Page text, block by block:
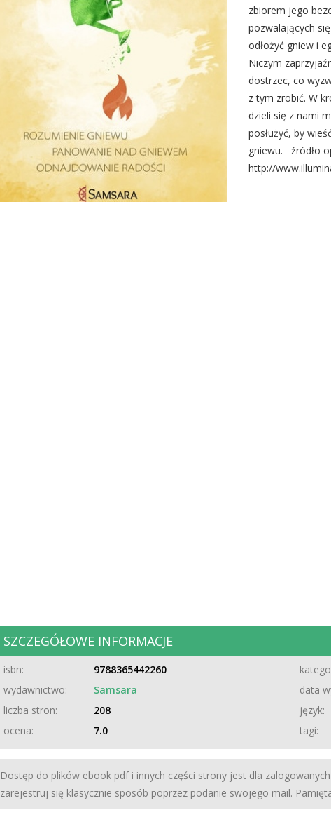
zbiorem jego
pozwalających
odłożyć gniew i
Niczym
dostrzec, co
z tym zrobić. W
dzieli się z nami
posłużyć, by
gniewu. źródło
http://
SZCZEGÓŁOWE INFORMACJE
isbn: 9788365442260
wydawnictwo:
Samsara data
liczba stron:
208 język:
ocena:
7.0 tagi:
Dostęp do plików ebook pdf i innych części strony jest dla
zarejestruj się klasycznie sposób poprzez podanie swojego mail.